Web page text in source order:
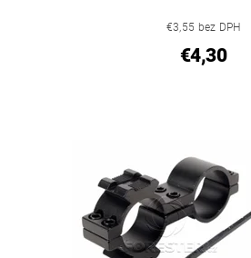
€3,55 bez DPH
€4,30